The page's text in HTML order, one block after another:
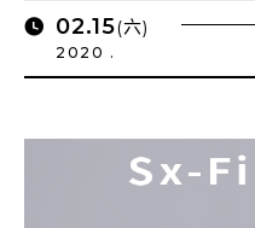
02.15(六)
2020 .